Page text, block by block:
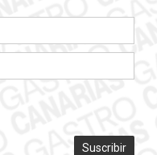
Suscribir